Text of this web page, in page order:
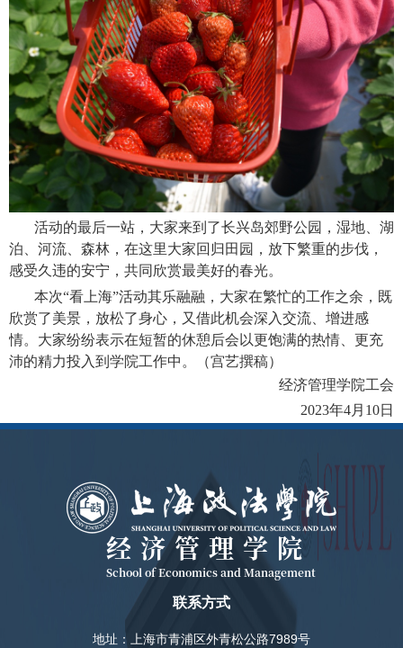
活动的最后一站，大家来到了长兴岛郊野公园，湿地、湖
泊、河流、森林，在这里大家回归田园，放下繁重的步伐，
感受久违的安宁，共同欣赏最美好的春光。
本次“看上海”活动其乐融融，大家在繁忙的工作之余，既
欣赏了美景，放松了身心，又借此机会深入交流、增进感
情。大家纷纷表示在短暂的休憩后会以更饱满的热情、更充
沛的精力投入到学院工作中。
（宫艺撰稿）
经济管理学院工会
2023年4月10日
经济管理学院
School of Economics and Management
联系方式
地址：上海市青浦区外青松公路7989号